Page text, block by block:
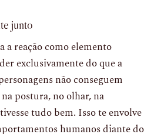
junto
reação como elemento
exclusivamente do que a
não conseguem
postura, no olhar, na
tudo bem. Isso te envolve
humanos diante do